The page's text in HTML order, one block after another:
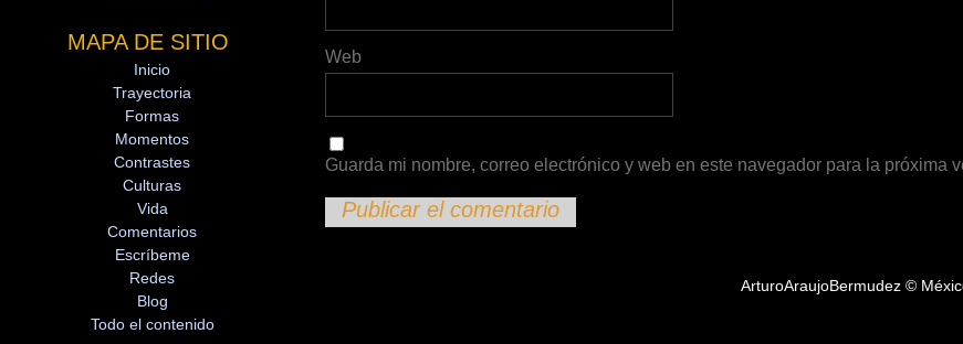
MAPA DE SITIO
Inicio
Trayectoria
Formas
Momentos
Contrastes
Culturas
Vida
Comentarios
Escríbeme
Redes
Blog
Todo el contenido
Web
Guarda mi nombre, correo electrónico y web en este navegador para la próxima
ArturoAraujoBermudez ©